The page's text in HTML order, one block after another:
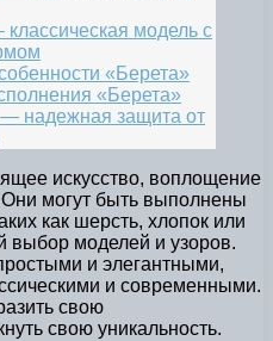
модель с
«Берета»
«Берета»
надежная защита от
искусство, воплощение
Они могут быть выполнены
как шерсть, хлопок или
выбор моделей и узоров.
и элегантными,
и современными.
свою
свою уникальность.